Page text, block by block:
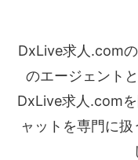
DxLive求人.com
のエージェント
DxLive求人.com
ャットを専門に